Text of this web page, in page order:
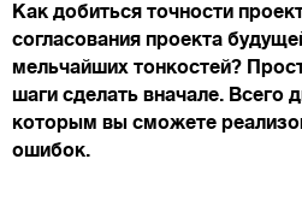
Как добиться точности
согласования проекта
мельчайших тонкостей?
шаги сделать вначале. Всего
которым вы сможете
ошибок.